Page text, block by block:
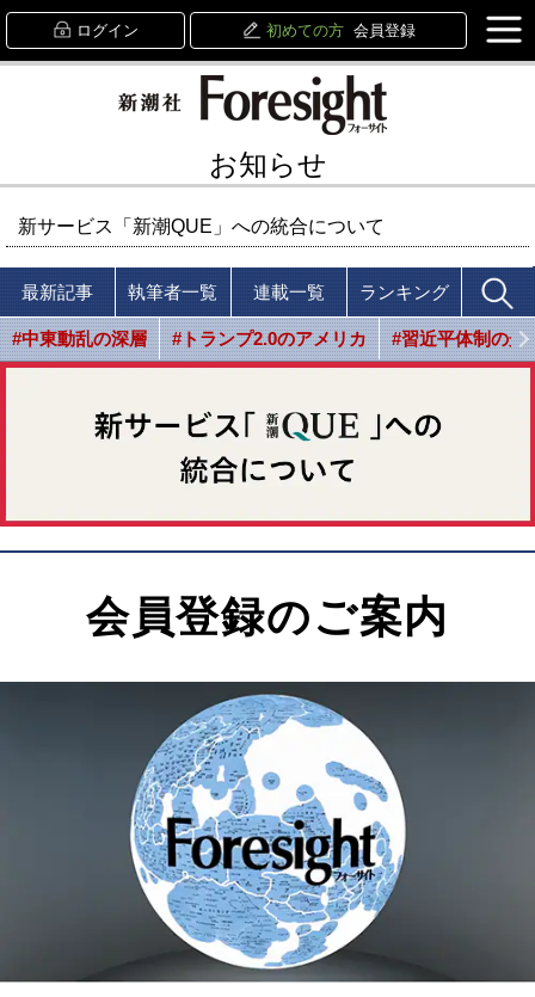
ログイン 初めての方 会員登録
お知らせ
新サービス「新潮QUE」への統合について
最新記事 執筆者一覧 連載一覧 ランキング
#中東動乱の深層 #トランプ2.0のアメリカ #習近平体制の光
会員登録のご案内